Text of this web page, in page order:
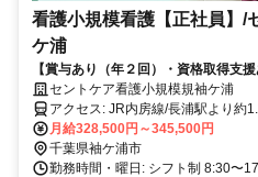
看護小規模看護【正社員】/
ケ浦
【賞与あり（年２回）・資格取得支
規模ケアで寄り添う看護を❗️⭐️
セントケア看護小規模規袖ケ浦
アクセス: JR内房線/長浦駅より約1.3km 犬丸内科皮膚科クリニックよ
り140m ＜マイカー通勤可/駐車場
月給328,500円～345,500円
千葉県袖ケ浦市
勤務時間・曜日: シフト制 8:30〜